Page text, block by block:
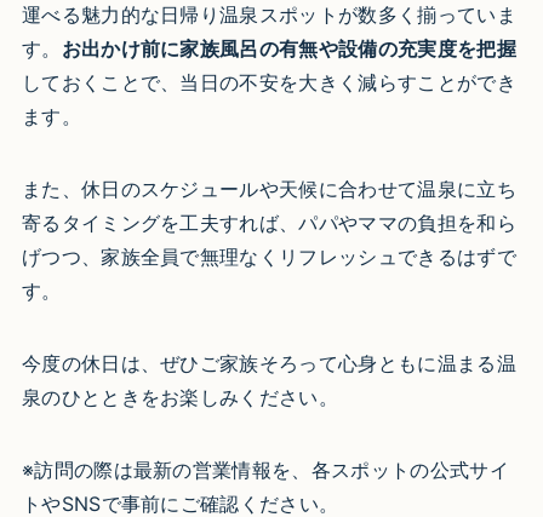
運べる魅力的な日帰り温泉スポットが数多く揃っていま
す。 お出かけ前に家族風呂の有無や設備の充実度を把握
しておくことで、当日の不安を大きく減らすことができ
ます。
また、休日のスケジュールや天候に合わせて温泉に立ち
寄るタイミングを工夫すれば、パパやママの負担を和ら
げつつ、家族全員で無理なくリフレッシュできるはずで
す。
今度の休日は、ぜひご家族そろって心身ともに温まる温
泉のひとときをお楽しみください。
※訪問の際は最新の営業情報を、各スポットの公式サイ
トやSNSで事前にご確認ください。